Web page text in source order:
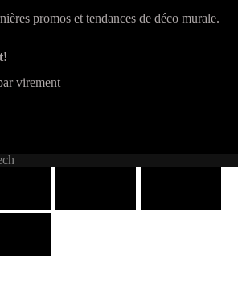
promos et tendances de déco murale.
virement